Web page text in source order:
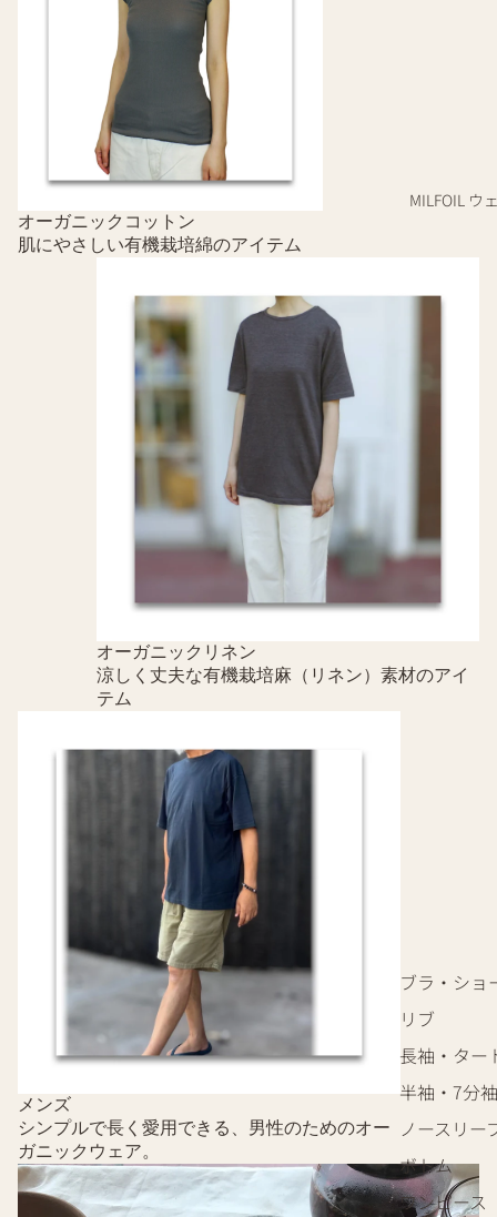
MILFOIL ウ
ブラ・ショ
リブ
長袖・ター
半袖・7分袖
ノースリー
ボトム
ワンピース
オーガニックコットン
肌にやさしい有機栽培綿のアイテム
オーガニックリネン
涼しく丈夫な有機栽培麻（リネン）素材のアイ
テム
メンズ
シンプルで長く愛用できる、男性のためのオー
ガニックウェア。
ハーブティー